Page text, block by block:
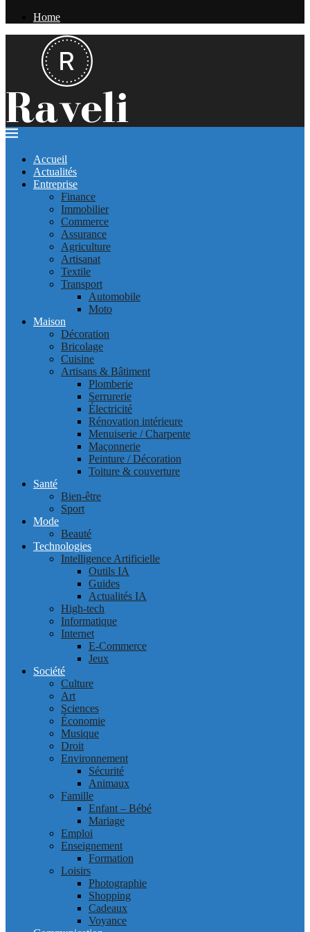
Home
Accueil
Actualités
Entreprise
Finance
Immobilier
Commerce
Assurance
Agriculture
Artisanat
Textile
Transport
Automobile
Moto
Maison
Décoration
Bricolage
Cuisine
Artisans & Bâtiment
Plomberie
Serrurerie
Électricité
Rénovation intérieure
Menuiserie / Charpente
Maçonnerie
Peinture / Décoration
Toiture & couverture
Santé
Bien-être
Sport
Mode
Beauté
Technologies
Intelligence Artificielle
Outils IA
Guides
Actualités IA
High-tech
Informatique
Internet
E-Commerce
Jeux
Société
Culture
Art
Sciences
Économie
Musique
Droit
Environnement
Sécurité
Animaux
Famille
Enfant – Bébé
Mariage
Emploi
Enseignement
Formation
Loisirs
Photographie
Shopping
Cadeaux
Voyance